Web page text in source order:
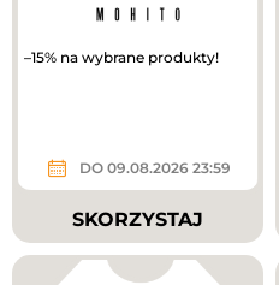
–15% na wybrane produkty!
DO 09.08.2026 23:59
SKORZYSTAJ